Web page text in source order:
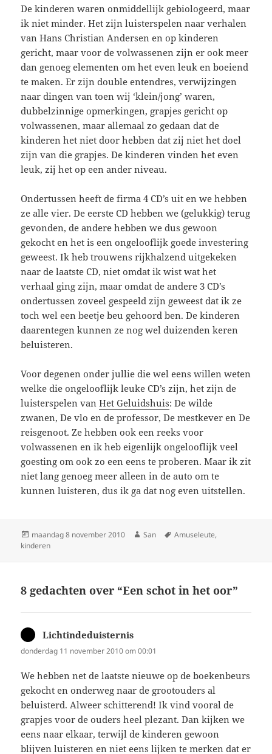
De kinderen waren onmiddellijk gebiologeerd, maar
ik niet minder. Het zijn luisterspelen naar verhalen
van Hans Christian Andersen en op kinderen
gericht, maar voor de volwassenen zijn er ook meer
dan genoeg elementen om het even leuk en boeiend
te maken. Er zijn double entendres, verwijzingen
naar dingen van toen wij ‘klein/jong’ waren,
dubbelzinnige opmerkingen, grapjes gericht op
volwassenen, maar allemaal zo gedaan dat de
kinderen het niet door hebben dat zij niet het doel
zijn van die grapjes. De kinderen vinden het even
leuk, zij het op een ander niveau.
Ondertussen heeft de firma 4 CD’s uit en we hebben
ze alle vier. De eerste CD hebben we (gelukkig) terug
gevonden, de andere hebben we dus gewoon
gekocht en het is een ongelooflijk goede investering
geweest. Ik heb trouwens rijkhalzend uitgekeken
naar de laatste CD, niet omdat ik wist wat het
verhaal ging zijn, maar omdat de andere 3 CD’s
ondertussen zoveel gespeeld zijn geweest dat ik ze
toch wel een beetje beu gehoord ben. De kinderen
daarentegen kunnen ze nog wel duizenden keren
beluisteren.
Voor degenen onder jullie die wel eens willen weten
welke die ongelooflijk leuke CD’s zijn, het zijn de
luisterspelen vanHet Geluidshuis: De wilde
zwanen, De vlo en de professor, De mestkever en De
reisgenoot. Ze hebben ook een reeks voor
volwassenen en ik heb eigenlijk ongelooflijk veel
goesting om ook zo een eens te proberen. Maar ik zit
niet lang genoeg meer alleen in de auto om te
kunnen luisteren, dus ik ga dat nog even uitstellen.
Geplaatst
op
maandag 8 november 2010 Auteur
San Tags
Amuseleute,
kinderen
8 gedachten over “Een schot in het oor”
Lichtindeduisternis
donderdag 11 november 2010 om 00:01
We hebben net de laatste nieuwe op de boekenbeurs
gekocht en onderweg naar de grootouders al
beluisterd. Alweer schitterend! Ik vind vooral de
grapjes voor de ouders heel plezant. Dan kijken we
eens naar elkaar, terwijl de kinderen gewoon
blijven luisteren en niet eens lijken te merken dat er